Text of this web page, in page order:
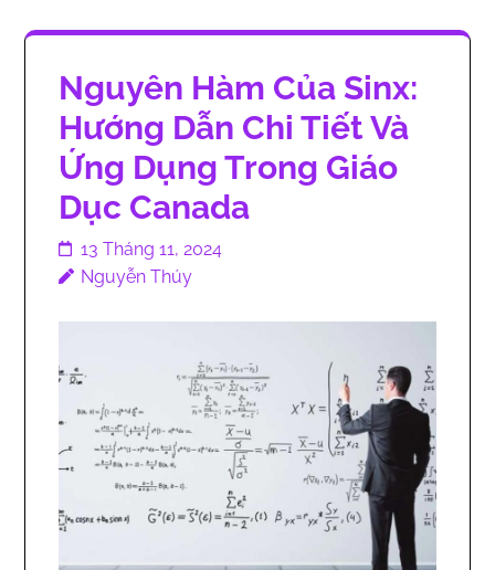
Nguyên Hàm Của Sinx:
Hướng Dẫn Chi Tiết Và
Ứng Dụng Trong Giáo
Dục Canada
13 Tháng 11, 2024
Nguyễn Thúy